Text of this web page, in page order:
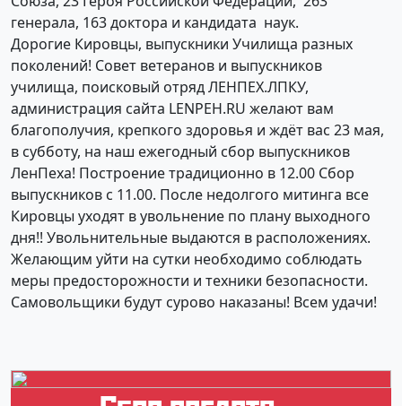
генерала, 163 доктора и кандидата наук.
Дорогие Кировцы, выпускники Училища разных
поколений! Совет ветеранов и выпускников
училища, поисковый отряд ЛЕНПЕХ.ЛПКУ,
администрация сайта LENPEH.RU желают вам
благополучия, крепкого здоровья и ждёт вас 23 мая,
в субботу, на наш ежегодный сбор выпускников
ЛенПеха! Построение традиционно в 12.00 Сбор
выпускников с 11.00. После недолгого митинга все
Кировцы уходят в увольнение по плану выходного
дня!! Увольнительные выдаются в расположениях.
Желающим уйти на сутки необходимо соблюдать
меры предосторожности и техники безопасности.
Самовольщики будут сурово наказаны! Всем удачи!